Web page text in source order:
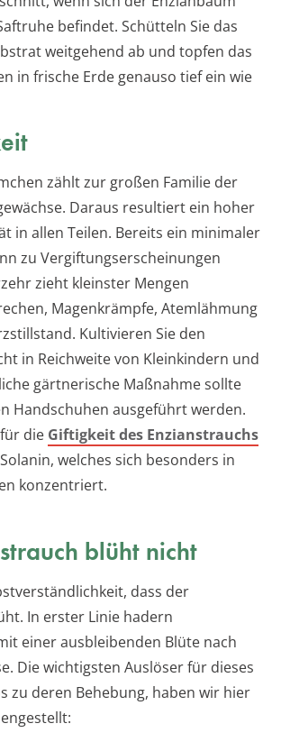
befindet. Schütteln Sie das
weitgehend ab und topfen das
in frische Erde genauso tief ein wie
zählt zur großen Familie der
Daraus resultiert ein hoher
in allen Teilen. Bereits ein minimaler
zu Vergiftungserscheinungen
zieht kleinster Mengen
Magenkrämpfe, Atemlähmung
Kultivieren Sie den
in Reichweite von Kleinkindern und
gärtnerische Maßnahme sollte
Handschuhen ausgeführt werden.
die Giftigkeit des Enzianstrauchs
welches sich besonders in
konzentriert.
blüht nicht
dass der
In erster Linie hadern
einer ausbleibenden Blüte nach
Die wichtigsten Auslöser für dieses
zu deren Behebung, haben wir hier